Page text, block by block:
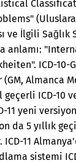
ve İlgili Sağlık
anlamı:
ICD-10-
Almanca
ICD-10
11 yeni
da 5 yıllık
11
sistemi